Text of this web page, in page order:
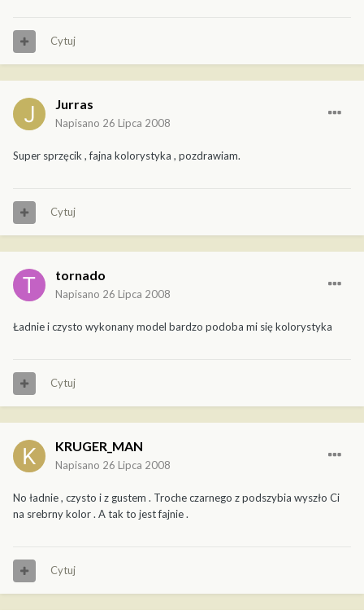
Cytuj
Jurras
Napisano 26 Lipca 2008
Super sprzęcik , fajna kolorystyka , pozdrawiam.
Cytuj
tornado
Napisano 26 Lipca 2008
Ładnie i czysto wykonany model bardzo podoba mi się kolorystyka
Cytuj
KRUGER_MAN
Napisano 26 Lipca 2008
No ładnie , czysto i z gustem . Troche czarnego z podszybia wyszło Ci
na srebrny kolor . A tak to jest fajnie .
Cytuj